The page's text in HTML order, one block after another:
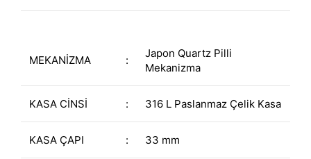
MEKANİZMA :
Japon Quartz Pilli
Mekanizma
KASA CİNSİ : 316 L Paslanmaz Çelik Kasa
KASA ÇAPI : 33 mm